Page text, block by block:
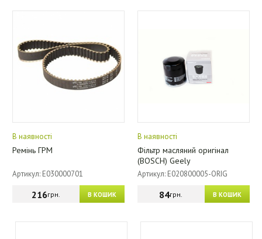
В наявності
Ремінь ГРМ
Артикул: E030000701
В КОШИК
216грн.
В наявності
Фільтр масляний оригінал
(BOSCH) Geely
Артикул: E020800005-ORIG
В КОШИК
84грн.